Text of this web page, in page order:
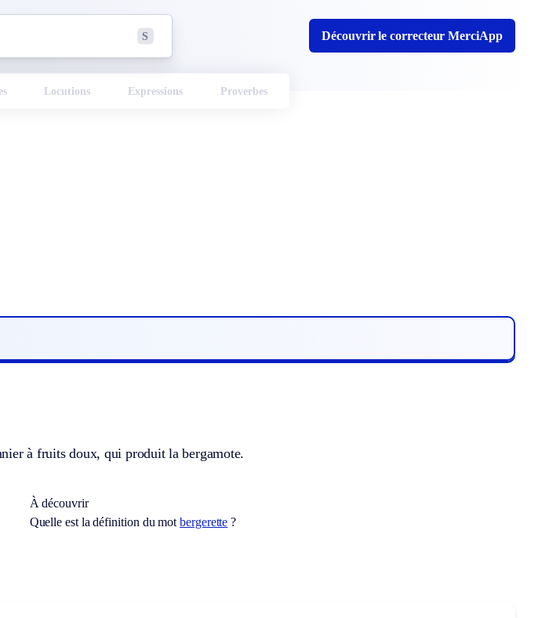
S Découvrir le correcteur MerciApp
Locutions Expressions Proverbes
à fruits doux, qui produit la bergamote.
À découvrir
Quelle est la définition du motbergerette ?